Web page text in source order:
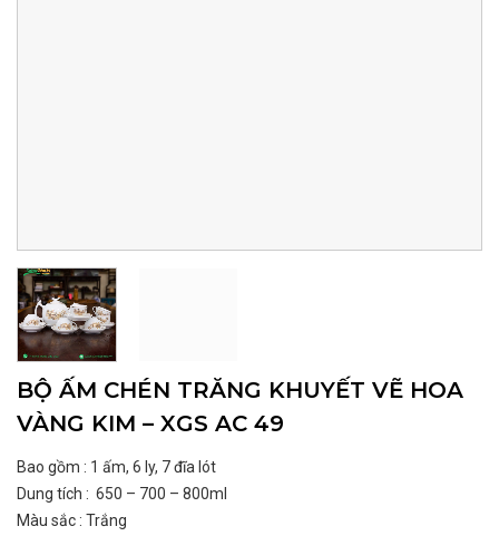
BỘ ẤM CHÉN TRĂNG KHUYẾT VẼ HOA
VÀNG KIM – XGS AC 49
Bao gồm : 1 ấm, 6 ly, 7 đĩa lót
Dung tích : 650 – 700 – 800ml
Màu sắc : Trắng